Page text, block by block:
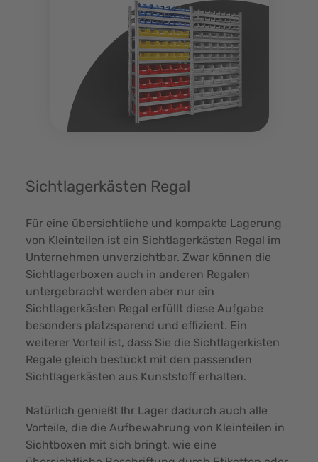
Sichtlagerkästen Regal
Für eine übersichtliche und kompakte Lagerung
von Kleinteilen ist ein Sichtlagerkästen Regal im
Unternehmen unverzichtbar. Zwar können die
Sichtlagerboxen auch in anderen Regalen
untergebracht werden aber nur ein
Sichtlagerkästen Regal erfüllt diese Aufgabe
besonders platzsparend und effizient. Ein
weiterer Vorteil ist, dass Sie die Sichtlagerkisten
Regale gleich bestückt mit den passenden
Sichtlagerkästen aus Kunststoff erhalten.
Natürlich genießt Ihr Lager dadurch auch alle
Vorteile, die die Aufbewahrung von Kleinteilen in
Sichtboxen mit sich bringt, wie eine